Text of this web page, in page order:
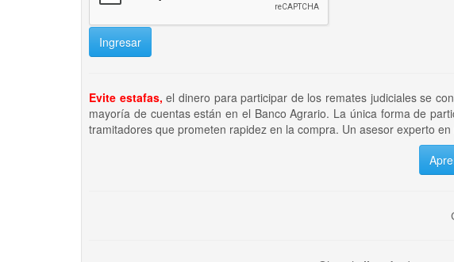
Ingresar
Evite estafas, el dinero para participar de los remates judiciales se
mayoría de cuentas están en el Banco Agrario. La única forma de
tramitadores que prometen rapidez en la compra. Un asesor experto